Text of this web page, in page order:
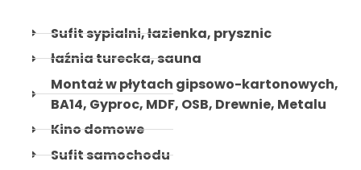
Sufit sypialni, łazienka, prysznic
łaźnia turecka, sauna
Montaż w płytach gipsowo-kartonowych,
BA14, Gyproc, MDF, OSB, Drewnie, Metalu
Kino domowe
Sufit samochodu